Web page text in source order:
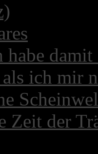
habe
ich mir
Zeit der